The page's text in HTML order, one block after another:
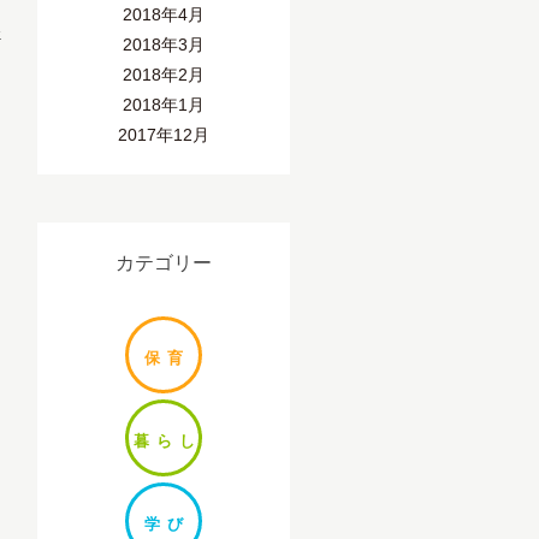
2018年4月
2018年3月
2018年2月
2018年1月
2017年12月
カテゴリー
保 育
暮ら し
学 び